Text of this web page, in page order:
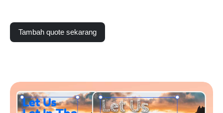
Tambah quote sekarang